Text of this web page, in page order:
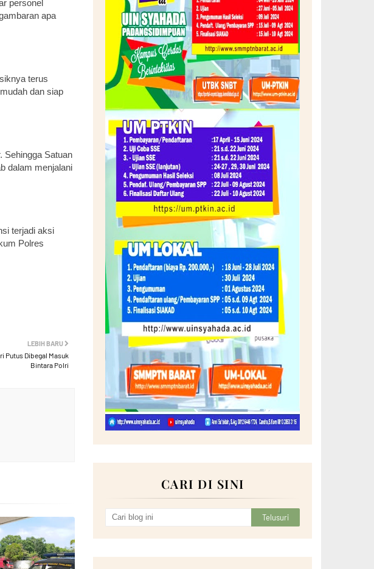
personel
apa
terus
dan siap
Sehingga Satuan
dalam menjalani
terjadi aksi
Polres
LEBIH BARU
Putus Dibegal Masuk
Bintara Polri
CARI DI SINI